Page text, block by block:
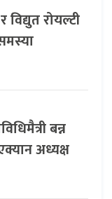
विद्युत रोयल्टी
बन्न
अध्यक्ष